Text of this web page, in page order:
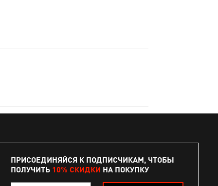
ПРИСОЕДИНЯЙСЯ К ПОДПИСЧИКАМ, ЧТОБЫ
ПОЛУЧИТЬ 10% СКИДКИ НА ПОКУПКУ